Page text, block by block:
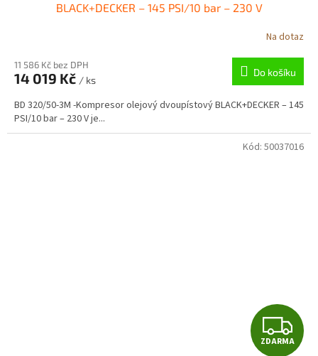
R
M
A
BLACK+DECKER – 145 PSI/10 bar – 230 V
Na dotaz
11 586 Kč bez DPH
14 019 Kč / ks
Do košíku
BD 320/50-3M -Kompresor olejový dvoupístový BLACK+DECKER – 145
PSI/10 bar – 230 V je...
Z
ZDARMA
Kód: 50037016